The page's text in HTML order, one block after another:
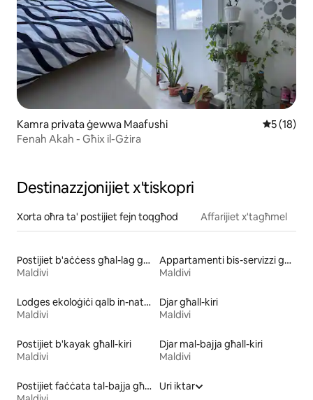
Kamra privata ġewwa Maafushi Rating
5 (18)
Fenah Akah - Għix il-Gżira
Destinazzjonijiet x'tiskopri
Xorta oħra ta' postijiet fejn toqgħod Affarijiet x'tagħmel
Postijiet b'aċċess għal-lag għall-kiri
Maldivi
Appartamenti bis-servizzi għall-kiri
Maldivi
Lodges ekoloġiċi qalb in-natura għall-kiri
Maldivi
Djar għall-kiri
Maldivi
Postijiet b'kayak għall-kiri
Maldivi
Djar mal-bajja għall-kiri
Maldivi
Postijiet faċċata tal-bajja għall-kiri
Uri iktar